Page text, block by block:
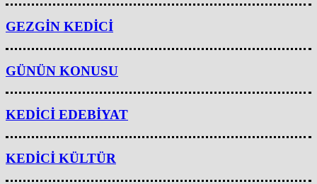
GEZGİN KEDİCİ
GÜNÜN KONUSU
KEDİCİ EDEBİYAT
KEDİCİ KÜLTÜR